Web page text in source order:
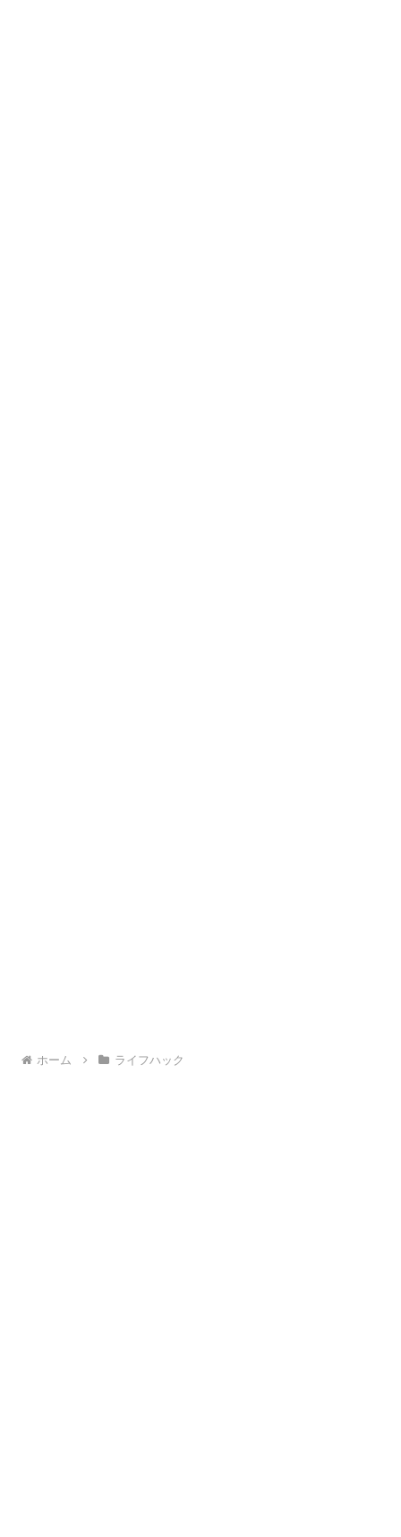
ホーム ライフハック